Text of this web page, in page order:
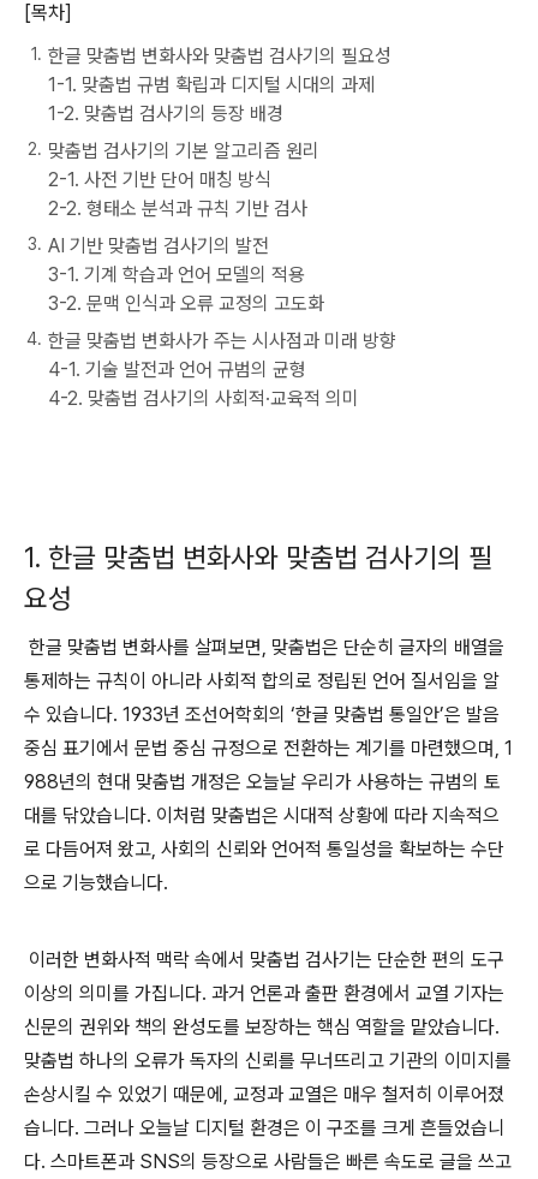
[목차]
한글 맞춤법 변화사와 맞춤법 검사기의 필요성
1-1. 맞춤법 규범 확립과 디지털 시대의 과제
1-2. 맞춤법 검사기의 등장 배경
맞춤법 검사기의 기본 알고리즘 원리
2-1. 사전 기반 단어 매칭 방식
2-2. 형태소 분석과 규칙 기반 검사
AI 기반 맞춤법 검사기의 발전
3-1. 기계 학습과 언어 모델의 적용
3-2. 문맥 인식과 오류 교정의 고도화
한글 맞춤법 변화사가 주는 시사점과 미래 방향
4-1. 기술 발전과 언어 규범의 균형
4-2. 맞춤법 검사기의 사회적·교육적 의미
1. 한글 맞춤법 변화사와 맞춤법 검사기의 필
요성
한글 맞춤법 변화사를 살펴보면, 맞춤법은 단순히 글자의 배열을
통제하는 규칙이 아니라 사회적 합의로 정립된 언어 질서임을 알
수 있습니다. 1933년 조선어학회의 ‘한글 맞춤법 통일안’은 발음
중심 표기에서 문법 중심 규정으로 전환하는 계기를 마련했으며, 1
988년의 현대 맞춤법 개정은 오늘날 우리가 사용하는 규범의 토
대를 닦았습니다. 이처럼 맞춤법은 시대적 상황에 따라 지속적으
로 다듬어져 왔고, 사회의 신뢰와 언어적 통일성을 확보하는 수단
으로 기능했습니다.
이러한 변화사적 맥락 속에서 맞춤법 검사기는 단순한 편의 도구
이상의 의미를 가집니다. 과거 언론과 출판 환경에서 교열 기자는
신문의 권위와 책의 완성도를 보장하는 핵심 역할을 맡았습니다.
맞춤법 하나의 오류가 독자의 신뢰를 무너뜨리고 기관의 이미지를
손상시킬 수 있었기 때문에, 교정과 교열은 매우 철저히 이루어졌
습니다. 그러나 오늘날 디지털 환경은 이 구조를 크게 흔들었습니
다. 스마트폰과 SNS의 등장으로 사람들은 빠른 속도로 글을 쓰고